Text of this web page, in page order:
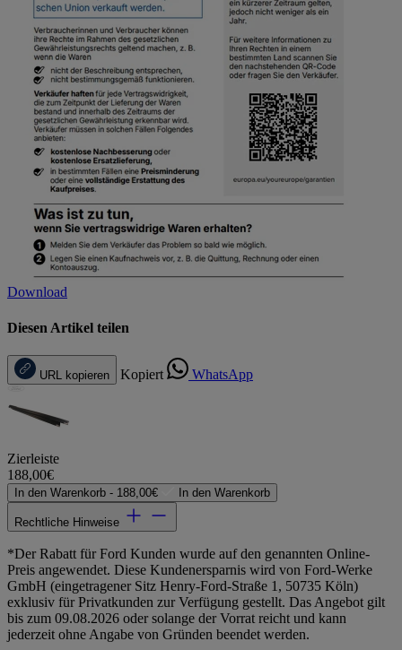
Download
Diesen Artikel teilen
URL kopieren Kopiert WhatsApp
Zierleiste
188,00€
In den Warenkorb - 188,00€ In den Warenkorb
Rechtliche Hinweise
*Der Rabatt für Ford Kunden wurde auf den genannten Online-
Preis angewendet. Diese Kundenersparnis wird von Ford-Werke
GmbH (eingetragener Sitz Henry-Ford-Straße 1, 50735 Köln)
exklusiv für Privatkunden zur Verfügung gestellt. Das Angebot gilt
bis zum 09.08.2026 oder solange der Vorrat reicht und kann
jederzeit ohne Angabe von Gründen beendet werden.